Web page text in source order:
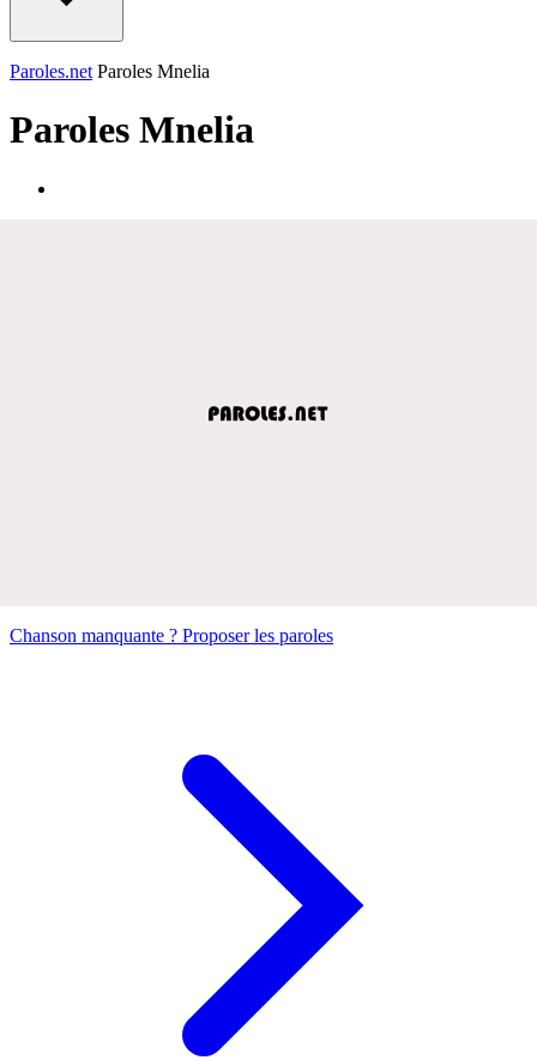
Paroles.net Paroles Mnelia
Paroles Mnelia
Chanson manquante ? Proposer les paroles